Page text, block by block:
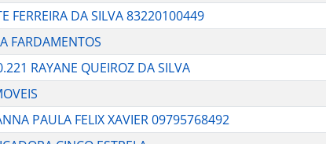
FERREIRA DA SILVA 83220100449
FARDAMENTOS
RAYANE QUEIROZ DA SILVA
PAULA FELIX XAVIER 09795768492